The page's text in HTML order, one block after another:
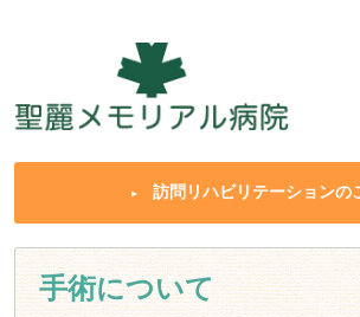
訪問リハビリテーションの
手術について